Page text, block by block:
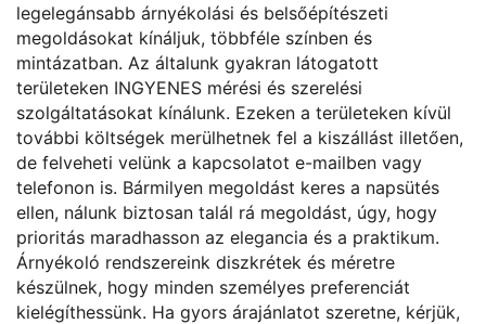
legelegánsabb árnyékolási és belsőépítészeti
megoldásokat kínáljuk, többféle színben és
mintázatban. Az általunk gyakran látogatott
területeken INGYENES mérési és szerelési
szolgáltatásokat kínálunk. Ezeken a területeken kívül
további költségek merülhetnek fel a kiszállást illetően,
de felveheti velünk a kapcsolatot e-mailben vagy
telefonon is. Bármilyen megoldást keres a napsütés
ellen, nálunk biztosan talál rá megoldást, úgy, hogy
prioritás maradhasson az elegancia és a praktikum.
Árnyékoló rendszereink diszkrétek és méretre
készülnek, hogy minden személyes preferenciát
kielégíthessünk. Ha gyors árajánlatot szeretne, kérjük,